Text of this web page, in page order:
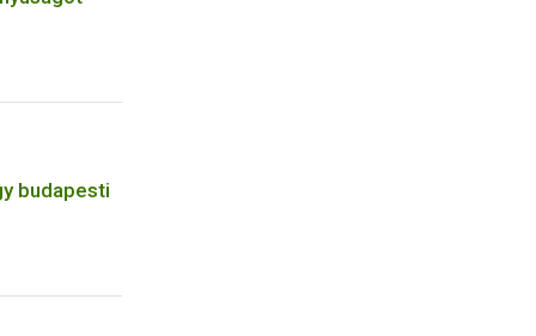
budapesti